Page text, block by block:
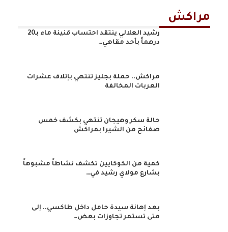
مراكش
رشيد العلالي ينتقد احتساب قنينة ماء بـ20
درهماً بأحد مقاهي…
مراكش.. حملة بجليز تنتهي بإتلاف عشرات
العربات المخالفة
حالة سكر وهيجان تنتهي بكشف خمس
صفائح من الشيرا بمراكش
كمية من الكوكايين تكشف نشاطاً مشبوهاً
بشارع مولاي رشيد في…
بعد إهانة سيدة حامل داخل طاكسي.. إلى
متى تستمر تجاوزات بعض…